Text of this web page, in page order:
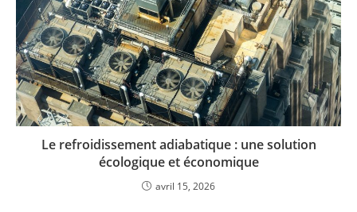
Le refroidissement adiabatique : une solution
écologique et économique
avril 15, 2026